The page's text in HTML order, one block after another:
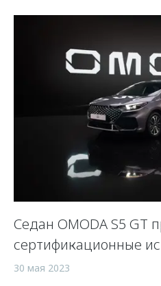
Седан OMODA S5 GT
сертификационные
30 мая 2023